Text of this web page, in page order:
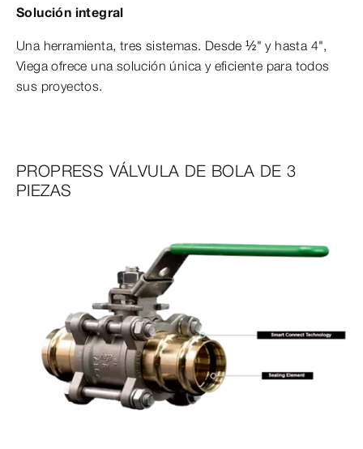
Solución integral
Una herramienta, tres sistemas. Desde ½" y hasta 4",
Viega ofrece una solución única y eficiente para todos
sus proyectos.
PROPRESS VÁLVULA DE BOLA DE 3
PIEZAS